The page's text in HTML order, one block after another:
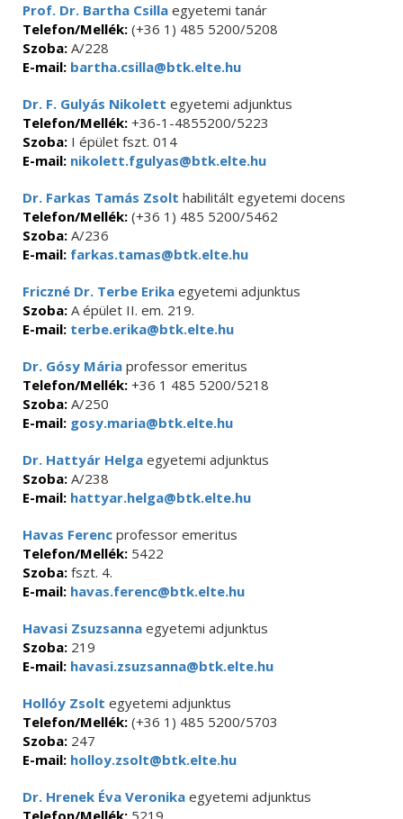
Prof. Dr. Bartha Csilla egyetemi tanár
Telefon/Mellék: (+36 1) 485 5200/5208
Szoba: A/228
E-mail: bartha.csilla@btk.elte.hu
Dr. F. Gulyás Nikolett egyetemi adjunktus
Telefon/Mellék: +36-1-4855200/5223
Szoba: I épület fszt. 014
E-mail: nikolett.fgulyas@btk.elte.hu
Dr. Farkas Tamás Zsolt habilitált egyetemi docens
Telefon/Mellék: (+36 1) 485 5200/5462
Szoba: A/236
E-mail: farkas.tamas@btk.elte.hu
Friczné Dr. Terbe Erika egyetemi adjunktus
Szoba: A épület II. em. 219.
E-mail: terbe.erika@btk.elte.hu
Dr. Gósy Mária professor emeritus
Telefon/Mellék: +36 1 485 5200/5218
Szoba: A/250
E-mail: gosy.maria@btk.elte.hu
Dr. Hattyár Helga egyetemi adjunktus
Szoba: A/238
E-mail: hattyar.helga@btk.elte.hu
Havas Ferenc professor emeritus
Telefon/Mellék: 5422
Szoba: fszt. 4.
E-mail: havas.ferenc@btk.elte.hu
Havasi Zsuzsanna egyetemi adjunktus
Szoba: 219
E-mail: havasi.zsuzsanna@btk.elte.hu
Hollóy Zsolt egyetemi adjunktus
Telefon/Mellék: (+36 1) 485 5200/5703
Szoba: 247
E-mail: holloy.zsolt@btk.elte.hu
Dr. Hrenek Éva Veronika egyetemi adjunktus
Telefon/Mellék: 5219